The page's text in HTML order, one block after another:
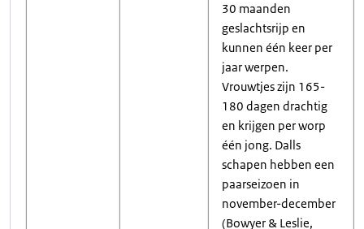
30 maanden
geslachtsrijp en
kunnen één keer per
jaar werpen.
Vrouwtjes zijn 165-
180 dagen drachtig
en krijgen per worp
één jong. Dalls
schapen hebben een
paarseizoen in
november-december
(Bowyer & Leslie,